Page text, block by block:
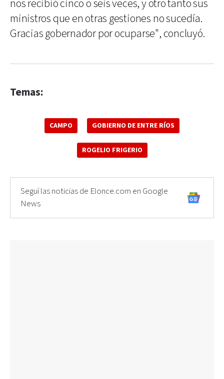
nos recibió cinco o seis veces, y otro tanto sus
ministros que en otras gestiones no sucedía.
Gracias gobernador por ocuparse", concluyó.
Temas:
CAMPO GOBIERNO DE ENTRE RÍOS
ROGELIO FRIGERIO
Seguí las noticias de Elonce.com en Google
News